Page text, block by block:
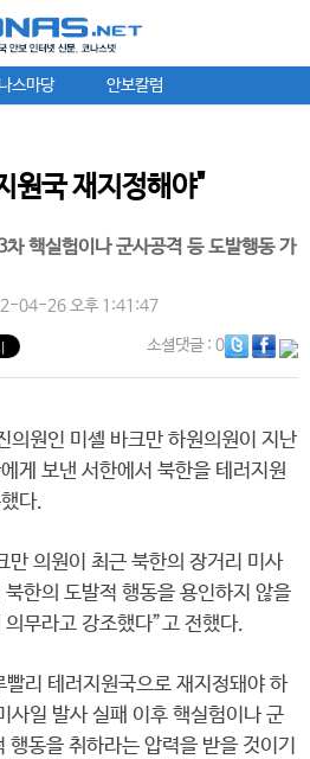
스마당 안보칼럼
원국 재지정해야"
핵실험이나 군사공격 등 도발행동 가
04-26 오후 1:41:47
소셜댓글: 0
의원인 미셸 바크만 하원의원이 지난
게 보낸 서한에서 북한을 테러지원
다.
만 의원이 최근 북한의 장거리 미사
한의 도발적 행동을 용인하지 않을
무라고 강조했다”고 전했다.
리 테러지원국으로 재지정돼야 하
사일 발사 실패 이후 핵실험이나 군
동을 취하라는 압력을 받을 것이기